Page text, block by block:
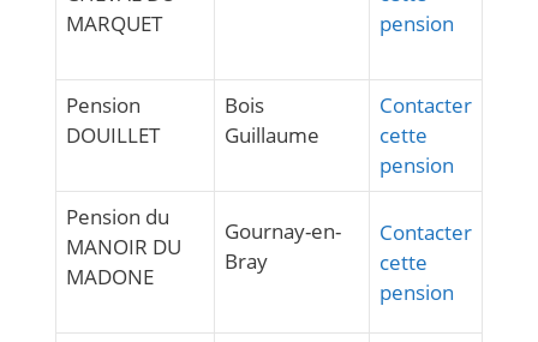
MARQUET
pension
Pension
DOUILLET
Bois
Guillaume
Contacter
cette
pension
Pension du
MANOIR DU
MADONE
Gournay-en-
Bray
Contacter
cette
pension